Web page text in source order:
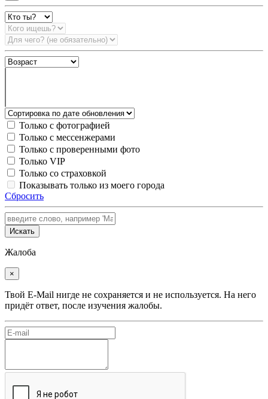
Только с фотографией
Только с мессенжерами
Только с проверенными фото
Только VIP
Только со страховкой
Показывать только из моего города
Сбросить
Искать
Жалоба
×
Твой E-Mail нигде не сохраняется и не используется. На него
придёт ответ, после изучения жалобы.